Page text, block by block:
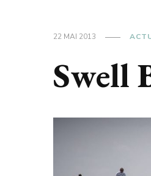
22 MAI 2013
Swell